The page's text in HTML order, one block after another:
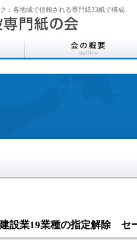
：各地域で信頼される専門紙33紙で構成
建設業19業種の指定解除 セ